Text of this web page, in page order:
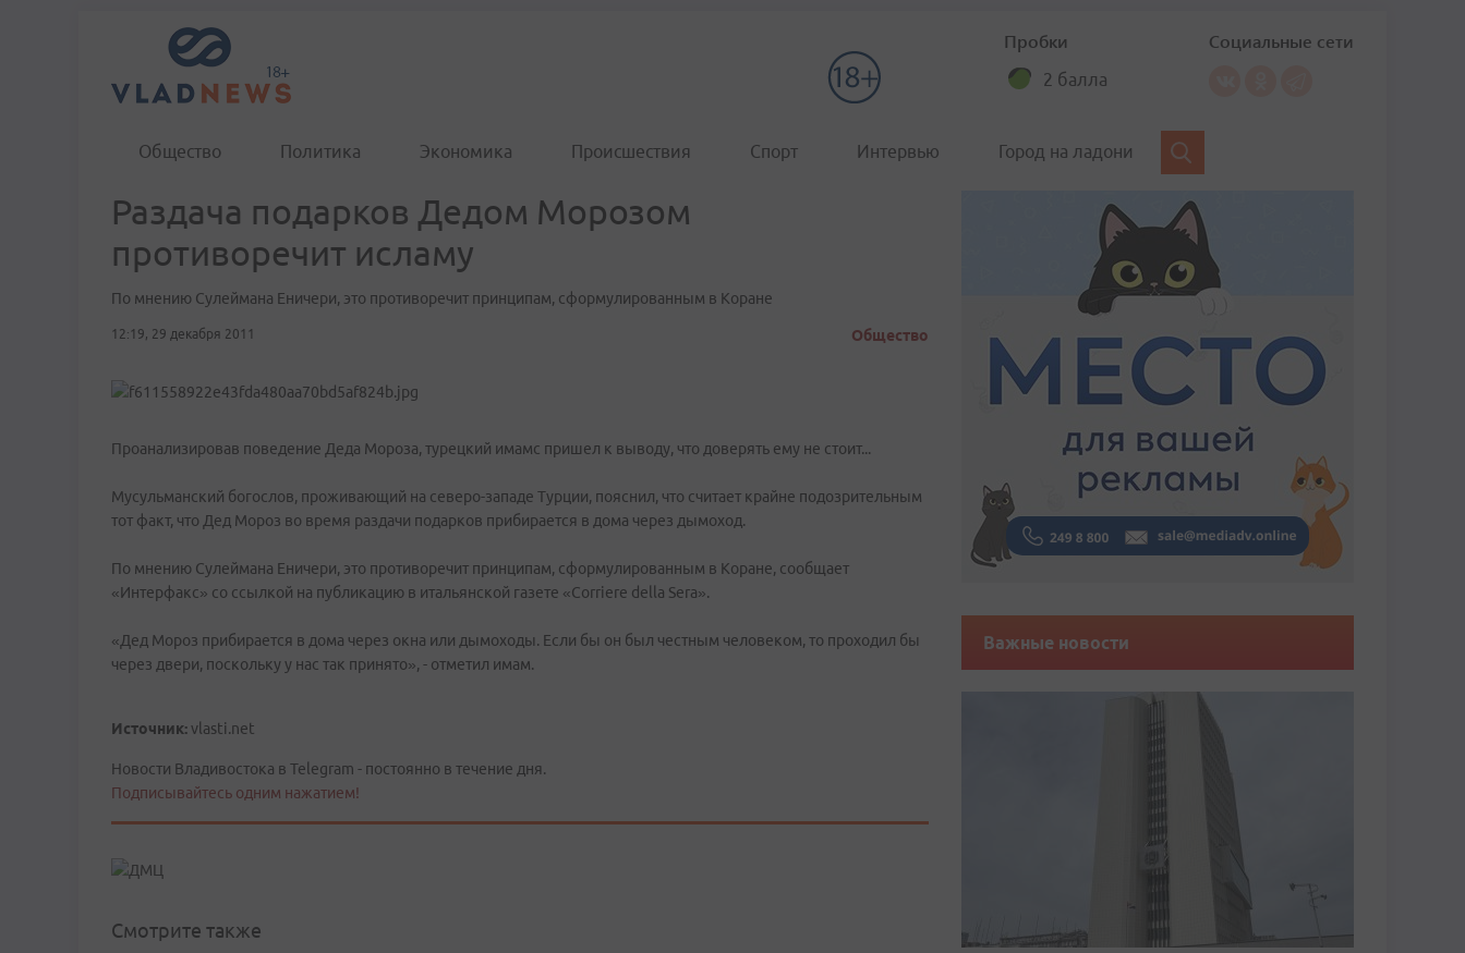
Пробки
2 балла
Социальные сети
Общество Политика Экономика Происшествия Спорт Интервью Город на ладони
Раздача подарков Дедом Морозом
противоречит исламу
По мнению Сулеймана Еничери, это противоречит принципам, сформулированным в Коране
12:19, 29 декабря 2011 Общество
Проанализировав поведение Деда Мороза, турецкий имамс пришел к выводу, что доверять ему не стоит...
Мусульманский богослов, проживающий на северо-западе Турции, пояснил, что считает крайне подозрительным
тот факт, что Дед Мороз во время раздачи подарков прибирается в дома через дымоход.
По мнению Сулеймана Еничери, это противоречит принципам, сформулированным в Коране, сообщает
«Интерфакс» со ссылкой на публикацию в итальянской газете «Corriere della Sera».
«Дед Мороз прибирается в дома через окна или дымоходы. Если бы он был честным человеком, то проходил бы
через двери, поскольку у нас так принято», - отметил имам.
Источник:vlasti.net
Новости Владивостока в Telegram - постоянно в течение дня.
Подписывайтесь одним нажатием!
Смотрите также
Важные новости